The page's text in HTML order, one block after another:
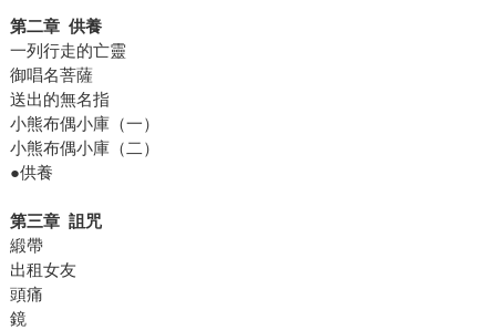
第二章 供養
一列行走的亡靈
御唱名菩薩
送出的無名指
小熊布偶小庫（一）
小熊布偶小庫（二）
●供養
第三章 詛咒
緞帶
出租女友
頭痛
鏡